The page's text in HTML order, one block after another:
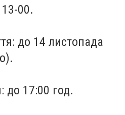
00.
до 14 листопада
до 17:00 год.